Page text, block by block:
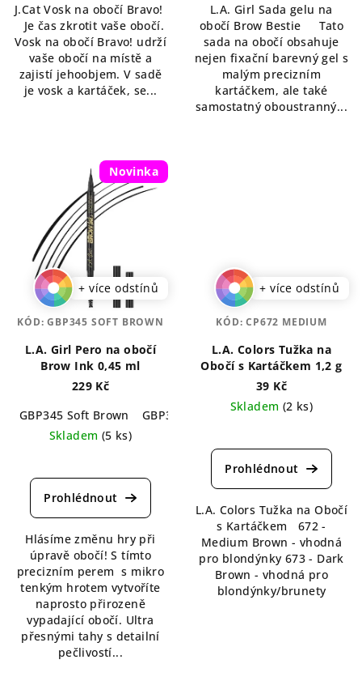
z
5
hvězdiček.
J.Cat Vosk na obočí Bravo!
Je čas zkrotit vaše obočí.
Vosk na obočí Bravo! udrží
vaše obočí na místě a
zajistí jehoobjem. V sadě
je vosk a kartáček, se...
z
5
hvězdiček.
L.A. Girl Sada gelu na
obočí Brow Bestie Tato
sada na obočí obsahuje
nejen fixační barevný gel s
malým precizním
kartáčkem, ale také
samostatný oboustranný...
Novinka
+ více odstínů
L.A. Girl Pero na obočí
Brow Ink 0,45 ml
229 Kč
GBP345 Soft Brown
GBP346 Dark Brown
GBP347 Soft
Skladem (5 ks)
hodnocení
produktu
z
5
hvězdiček.
Hlásíme změnu hry při
úpravě obočí! S tímto
precizním perem s mikro
tenkým hrotem vytvoříte
naprosto přirozeně
vypadající obočí. Ultra
přesnými tahy s detailní
pečlivostí...
KÓD:GBP345 SOFT BROWN
+ více odstínů
L.A. Colors Tužka na
Obočí s Kartáčkem 1,2 g
39 Kč
Skladem (2 ks)
hodnocení
produktu
z
5
hvězdiček.
L.A. Colors Tužka na Obočí
s Kartáčkem 672 -
Medium Brown - vhodná
pro blondýnky 673 - Dark
Brown - vhodná pro
blondýnky/brunety
KÓD:CP672 MEDIUM